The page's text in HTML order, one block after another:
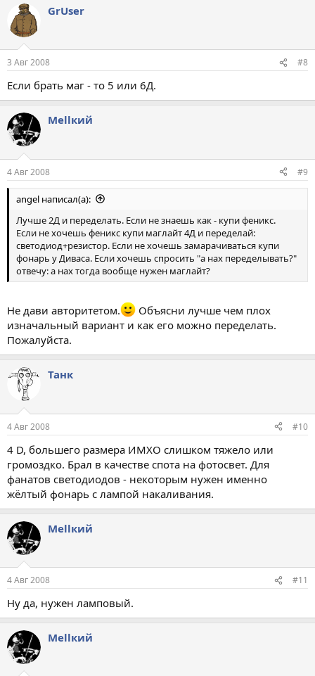
GrUser
3 Авг 2008 #8
Если брать маг - то 5 или 6Д.
Меllкий
4 Авг 2008 #9
angel написал(а):
Лучше 2Д и переделать. Если не знаешь как - купи феникс.
Если не хочешь феникс купи маглайт 4Д и переделай:
светодиод+резистор. Если не хочешь замарачиваться купи
фонарь у Диваса. Если хочешь спросить "а нах переделывать?"
отвечу: а нах тогда вообще нужен маглайт?
Не дави авторитетом.
Объясни лучше чем плох
изначальный вариант и как его можно переделать.
Пожалуйста.
Танк
4 Авг 2008 #10
4 D, большего размера ИМХО слишком тяжело или
громоздко. Брал в качестве спота на фотосвет. Для
фанатов светодиодов - некоторым нужен именно
жёлтый фонарь с лампой накаливания.
Меllкий
4 Авг 2008 #11
Ну да, нужен ламповый.
Меllкий